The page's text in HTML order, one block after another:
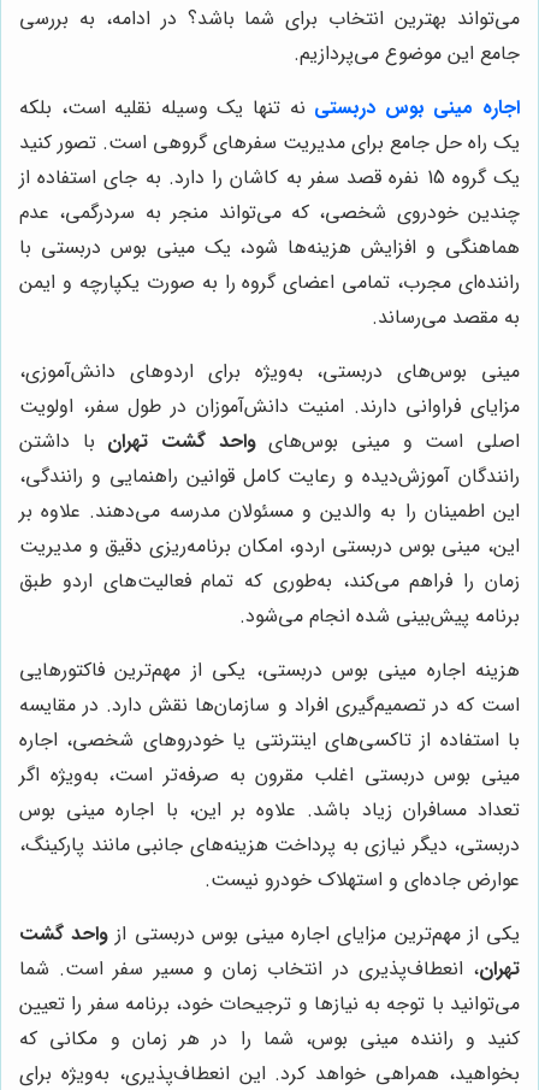
می‌تواند بهترین انتخاب برای شما باشد؟ در ادامه، به بررسی
جامع این موضوع می‌پردازیم.
اجاره مینی بوس دربستی نه تنها یک وسیله نقلیه است، بلکه
یک راه حل جامع برای مدیریت سفرهای گروهی است. تصور کنید
یک گروه 15 نفره قصد سفر به کاشان را دارد. به جای استفاده از
چندین خودروی شخصی، که می‌تواند منجر به سردرگمی، عدم
هماهنگی و افزایش هزینه‌ها شود، یک مینی بوس دربستی با
راننده‌ای مجرب، تمامی اعضای گروه را به صورت یکپارچه و ایمن
به مقصد می‌رساند.
مینی بوس‌های دربستی، به‌ویژه برای اردوهای دانش‌آموزی،
مزایای فراوانی دارند. امنیت دانش‌آموزان در طول سفر، اولویت
اصلی است و مینی بوس‌هایواحد گشت تهران با داشتن
رانندگان آموزش‌دیده و رعایت کامل قوانین راهنمایی و رانندگی،
این اطمینان را به والدین و مسئولان مدرسه می‌دهند. علاوه بر
این، مینی بوس دربستی اردو، امکان برنامه‌ریزی دقیق و مدیریت
زمان را فراهم می‌کند، به‌طوری که تمام فعالیت‌های اردو طبق
برنامه پیش‌بینی شده انجام می‌شود.
هزینه اجاره مینی بوس دربستی، یکی از مهم‌ترین فاکتورهایی
است که در تصمیم‌گیری افراد و سازمان‌ها نقش دارد. در مقایسه
با استفاده از تاکسی‌های اینترنتی یا خودروهای شخصی، اجاره
مینی بوس دربستی اغلب مقرون به صرفه‌تر است، به‌ویژه اگر
تعداد مسافران زیاد باشد. علاوه بر این، با اجاره مینی بوس
دربستی، دیگر نیازی به پرداخت هزینه‌های جانبی مانند پارکینگ،
عوارض جاده‌ای و استهلاک خودرو نیست.
یکی از مهم‌ترین مزایای اجاره مینی بوس دربستی از واحد گشت
تهران، انعطاف‌پذیری در انتخاب زمان و مسیر سفر است. شما
می‌توانید با توجه به نیازها و ترجیحات خود، برنامه سفر را تعیین
کنید و راننده مینی بوس، شما را در هر زمان و مکانی که
بخواهید، همراهی خواهد کرد. این انعطاف‌پذیری، به‌ویژه برای